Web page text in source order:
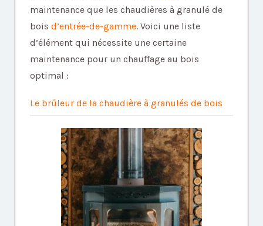
maintenance que les chaudières à granulé de
bois d’entrée-de-gamme. Voici une liste
d’élément qui nécessite une certaine
maintenance pour un chauffage au bois
optimal :
Le brûleur de la chaudière à granulés de bois